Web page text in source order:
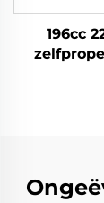
196cc